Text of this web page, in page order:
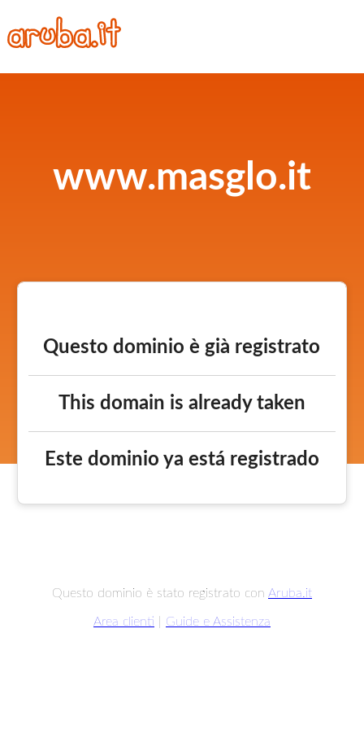
www.masglo.it
Questo dominio è già registrato
This domain is already taken
Este dominio ya está registrado
Questo dominio è stato registrato con Aruba.it
Area clienti Guide e Assistenza